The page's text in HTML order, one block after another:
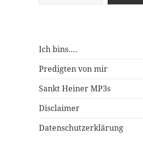
Ich bins….
Predigten von mir
Sankt Heiner MP3s
Disclaimer
Datenschutzerklärung